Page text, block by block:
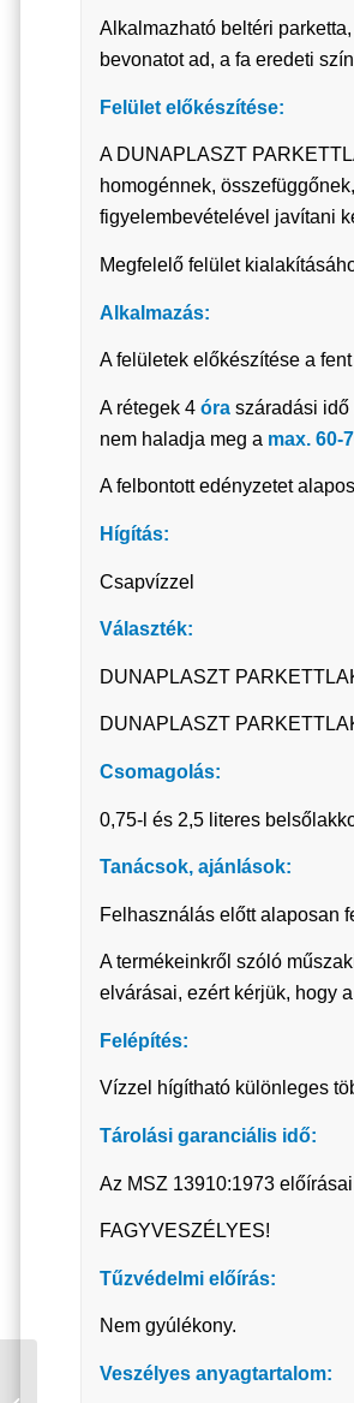
Alkalmazható beltéri
bevonatot ad, a fa eredeti
Felület előkészítése:
A DUNAPLASZT
homogénnek,
figyelembevételével javítani
Megfelelő felület
Alkalmazás:
A felületek előkészítése a
A rétegek 4 óra száradási idő
nem haladja meg a max. 60-
A felbontott edényzetet
Hígítás:
Csapvízzel
Választék:
DUNAPLASZT
DUNAPLASZT
Csomagolás:
0,75-l és 2,5 literes
Tanácsok, ajánlások:
Felhasználás előtt alaposan
A termékeinkről szóló
elvárásai, ezért kérjük, hogy
Felépítés:
Vízzel hígítható különleges
Tárolási garanciális idő:
Az MSZ 13910:1973
FAGYVESZÉLYES!
Tűzvédelmi előírás:
Nem gyúlékony.
Veszélyes anyagtartalom:
DUNAPLASZT